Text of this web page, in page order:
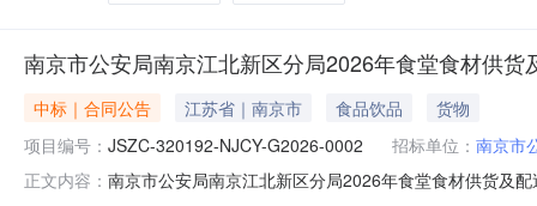
南京市公安局南京江北新区分局2026年食堂食材供货
中标｜合同公告 江苏省｜南京市 食品饮品
货物
项目编号： JSZC-320192-NJCY-G2026-0002 招标单位： 南京市
正文内容： 南京市公安局南京江北新区分局2026年食堂食材供货及